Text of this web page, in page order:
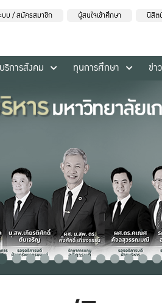
บบ / สมัครสมาชิก ผู้สนใจเข้าศึกษา นิสิต
บริการสังคม ทุนการศึกษา ข่า